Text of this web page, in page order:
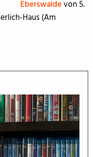
Eberswaldevon 5.
Haus (Am